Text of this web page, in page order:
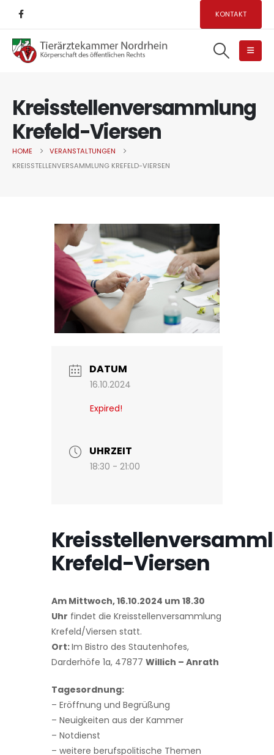
KONTAKT
Kreisstellenversammlung
Krefeld-Viersen
HOME
VERANSTALTUNGEN
KREISSTELLENVERSAMMLUNG KREFELD-VIERSEN
DATUM
16.10.2024
Expired!
UHRZEIT
18:30 - 21:00
Krefeld-Viersen
Am Mittwoch, 16.10.2024 um 18.30
Uhr findet die Kreisstellenversammlung
Krefeld/Viersen statt.
Ort:Im Bistro des Stautenhofes,
Darderhöfe 1a, 47877 Willich – Anrath
Tagesordnung:
– Eröffnung und Begrüßung
– Neuigkeiten aus der Kammer
– Notdienst
– weitere berufspolitische Themen